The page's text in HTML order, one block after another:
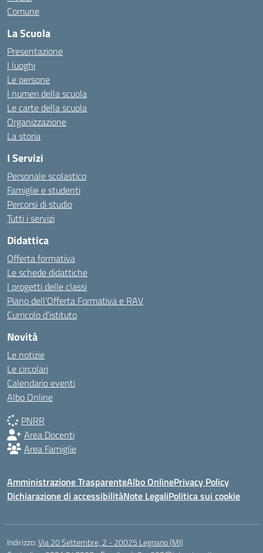
Comune
La Scuola
Presentazione
I luoghi
Le persone
I numeri della scuola
Le carte della scuola
Organizzazione
La storia
I Servizi
Personale scolastico
Famiglie e studenti
Percorsi di studio
Tutti i servizi
Didattica
Offerta formativa
Le schede didattiche
I progetti delle classi
Piano dell’Offerta Formativa e RAV
Curricolo d’istituto
Novità
Le notizie
Le circolari
Calendario eventi
Albo Online
PNRR
Area Docenti
Area Famiglie
Amministrazione TrasparenteAlbo OnlinePrivacy Policy
Dichiarazione di accessibilitàNote LegaliPolitica sui cookie
Indirizzo:Via 20 Settembre, 2 - 20025 Legnano (MI)